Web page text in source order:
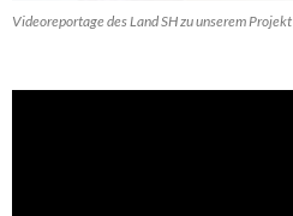
Videoreportage des Land SH zu unserem Projekt